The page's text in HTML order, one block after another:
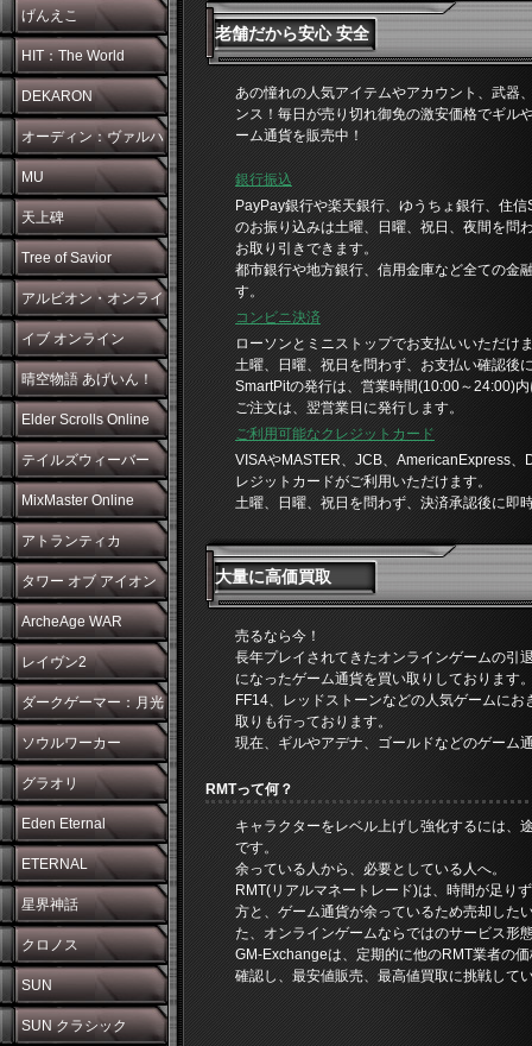
げんえこ
HIT：The World
DEKARON
オーディン：ヴァルハ
ラ・ライジング
MU
天上碑
Tree of Savior
アルビオン・オンライ
ン
イブ オンライン
晴空物語 あげいん！
Elder Scrolls Online
テイルズウィーバー
MixMaster Online
アトランティカ
タワー オブ アイオン
ArcheAge WAR
レイヴン2
ダークゲーマー：月光
彫刻師
ソウルワーカー
グラオリ
Eden Eternal
ETERNAL
星界神話
クロノス
SUN
SUN クラシック
老舗だから安心 安全
あの憧れの人気アイテムやアカウント、武器
ンス！毎日が売り切れ御免の激安価格でギル
ーム通貨を販売中！
銀行振込
PayPay銀行や楽天銀行、ゆうちょ銀行、住
のお振り込みは土曜、日曜、祝日、夜間を問
お取り引きできます。
都市銀行や地方銀行、信用金庫など全ての金
す。
コンビニ決済
ローソンとミニストップでお支払いいただけ
土曜、日曜、祝日を問わず、お支払い確認後
SmartPitの発行は、営業時間(10:00～24:00)
ご注文は、翌営業日に発行します。
ご利用可能なクレジットカード
VISAやMASTER、JCB、AmericanExpress
レジットカードがご利用いただけます。
土曜、日曜、祝日を問わず、決済承認後に即
大量に高価買取
売るなら今！
長年プレイされてきたオンラインゲームの引
になったゲーム通貨を買い取りしております
FF14、レッドストーンなどの人気ゲームにお
取りも行っております。
現在、ギルやアデナ、ゴールドなどのゲーム
RMTって何？
キャラクターをレベル上げし強化するには、
です。
余っている人から、必要としている人へ。
RMT(リアルマネートレード)は、時間が足り
方と、ゲーム通貨が余っているため売却した
た、オンラインゲームならではのサービス形
GM-Exchangeは、定期的に他のRMT業者の
確認し、最安値販売、最高値買取に挑戦して